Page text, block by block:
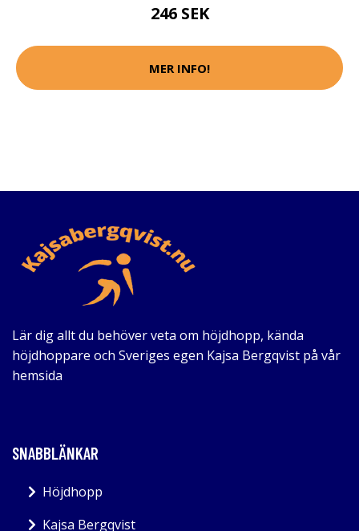
246 SEK
MER INFO!
Lär dig allt du behöver veta om höjdhopp, kända
höjdhoppare och Sveriges egen Kajsa Bergqvist på vår
hemsida
SNABBLÄNKAR
Höjdhopp
Kajsa Bergqvist